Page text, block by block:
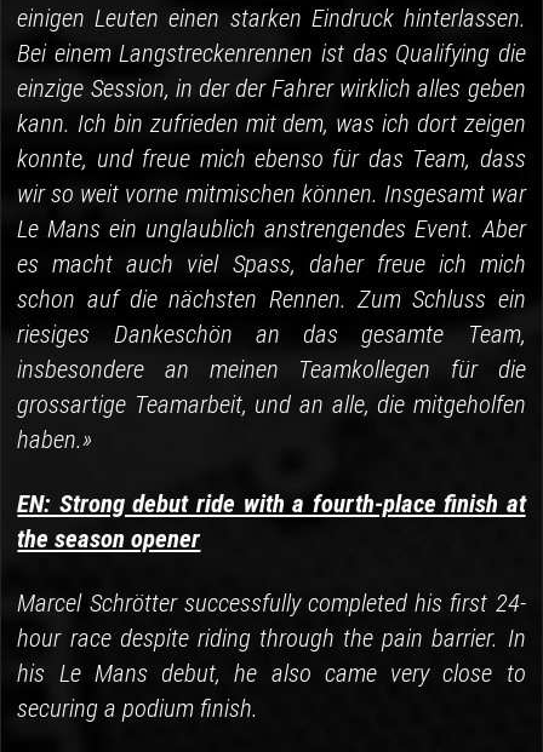
einigen Leuten einen starken Eindruck hinterlassen.
Bei einem Langstreckenrennen ist das Qualifying die
einzige Session, in der der Fahrer wirklich alles geben
kann. Ich bin zufrieden mit dem, was ich dort zeigen
konnte, und freue mich ebenso für das Team, dass
wir so weit vorne mitmischen können. Insgesamt war
Le Mans ein unglaublich anstrengendes Event. Aber
es macht auch viel Spass, daher freue ich mich
schon auf die nächsten Rennen. Zum Schluss ein
riesiges Dankeschön an das gesamte Team,
insbesondere an meinen Teamkollegen für die
grossartige Teamarbeit, und an alle, die mitgeholfen
haben.»
EN: Strong debut ride with a fourth-place finish at
the season opener
Marcel Schrötter successfully completed his first 24-
hour race despite riding through the pain barrier. In
his Le Mans debut, he also came very close to
securing a podium finish.